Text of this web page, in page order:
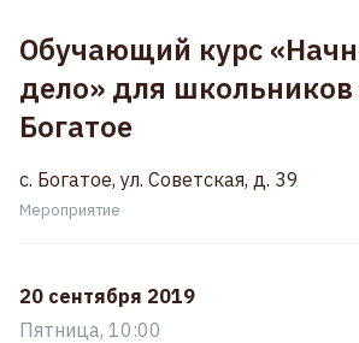
Обучающий курс
дело» для школьников
Богатое
с. Богатое, ул. Советская, д. 39
Мероприятие
20 сентября 2019
Пятница, 10:00